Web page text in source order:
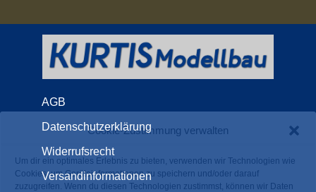
Cookie-Zustimmung verwalten
Um dir ein optimales Erlebnis zu bieten, verwenden wir Technologien wie
Cookies, um Geräteinformationen zu speichern und/oder darauf
zuzugreifen. Wenn du diesen Technologien zustimmst, können wir Daten
AGB
Datenschutzerklärung
Widerrufsrecht
Versandinformationen